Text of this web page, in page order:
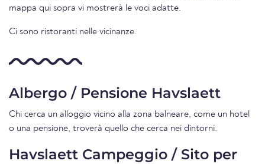
mappa qui sopra vi mostrerà le voci adatte.
Ci sono ristoranti nelle vicinanze.
Albergo / Pensione Havslaett
Chi cerca un alloggio vicino alla zona balneare, come un hotel
o una pensione, troverà quello che cerca nei dintorni.
Havslaett Campeggio / Sito per